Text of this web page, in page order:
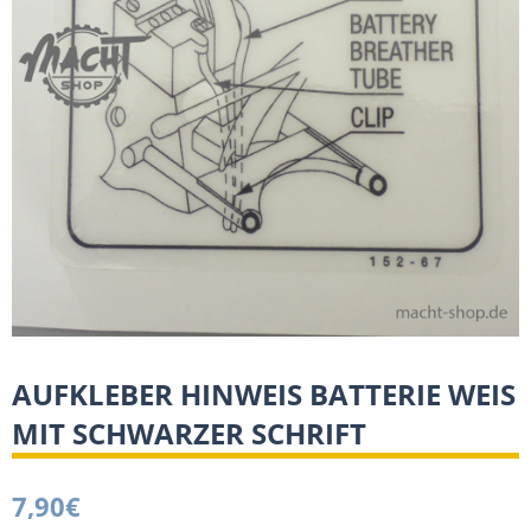
AUFKLEBER HINWEIS BATTERIE WEIS
MIT SCHWARZER SCHRIFT
7,90€